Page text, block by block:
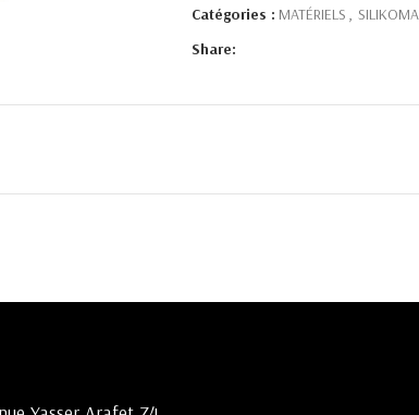
Catégories : MATÉRIELS ,
Share: